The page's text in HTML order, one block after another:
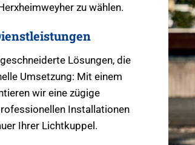
zu wählen.
Lösungen, die
Umsetzung: Mit einem
wir eine zügige
Installationen
Ihrer Lichtkuppel.